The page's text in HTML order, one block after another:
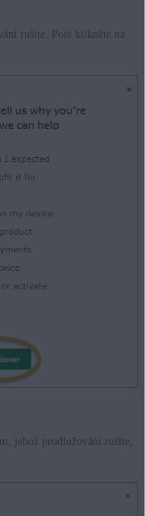
rušíte. Poté klikněte na
jehož prodlužování rušíte,